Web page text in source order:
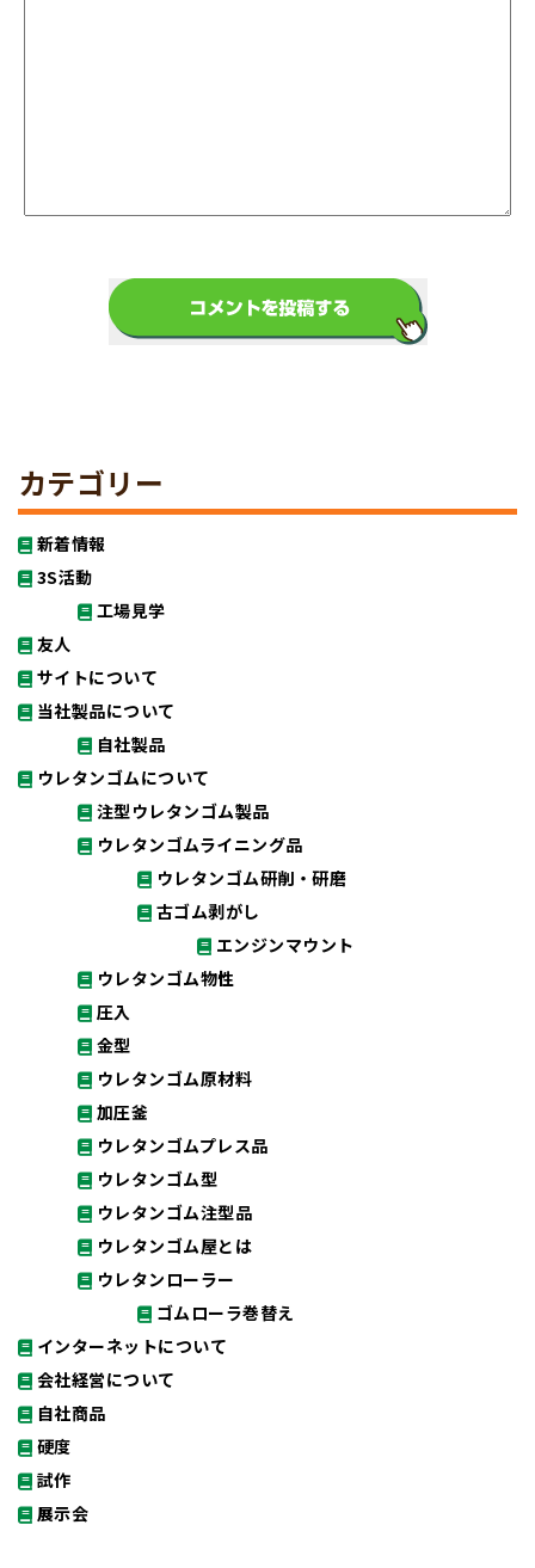
カテゴリー
新着情報
3S活動
工場見学
友人
サイトについて
当社製品について
自社製品
ウレタンゴムについて
注型ウレタンゴム製品
ウレタンゴムライニング品
ウレタンゴム研削・研磨
古ゴム剥がし
エンジンマウント
ウレタンゴム物性
圧入
金型
ウレタンゴム原材料
加圧釜
ウレタンゴムプレス品
ウレタンゴム型
ウレタンゴム注型品
ウレタンゴム屋とは
ウレタンローラー
ゴムローラ巻替え
インターネットについて
会社経営について
自社商品
硬度
試作
展示会